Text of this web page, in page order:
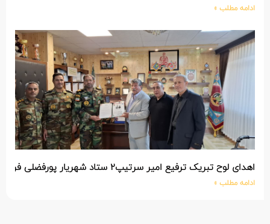
ادامه مطلب »
اهدای لوح تبریک ترفیع امیر سرتیپ۲ ستاد شهریار پورفضلی فرمانده تیپ ۳۶۴ شهید نصیرزاده نزاجا مستقر در مهاباد
ادامه مطلب »